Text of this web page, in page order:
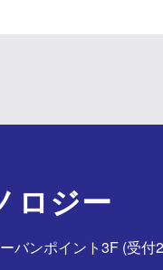
ロジー
バンポイント3F (受付